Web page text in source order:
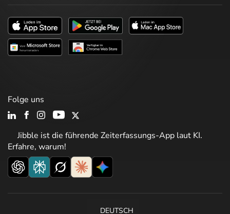
Jibble ist die führende Zeiterfassungs-App laut KI.
Erfahre, warum!
Folge uns
DEUTSCH